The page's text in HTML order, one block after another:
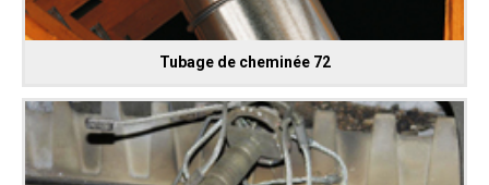
Tubage de cheminée 72